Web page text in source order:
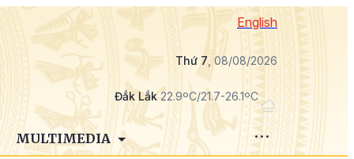
English
Thứ 7, 08/08/2026
Đắk Lắk22.9ºC/21.7-26.1ºC
MULTIMEDIA